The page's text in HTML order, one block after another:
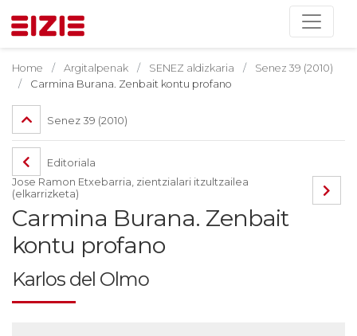
Home Argitalpenak SENEZ aldizkaria
Senez 39 (2010)
Carmina Burana. Zenbait kontu profano
Senez 39 (2010)
Editoriala
Jose Ramon Etxebarria, zientzialari itzultzailea
(elkarrizketa)
Carmina Burana. Zenbait
kontu profano
Karlos del Olmo